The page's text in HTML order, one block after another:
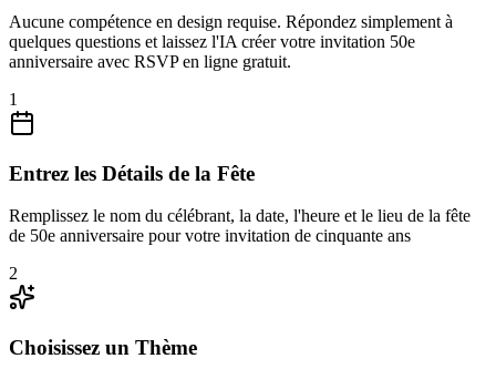
Aucune compétence en design requise. Répondez simplement à
quelques questions et laissez l'IA créer votre invitation 50e
anniversaire avec RSVP en ligne gratuit.
1
Entrez les Détails de la Fête
Remplissez le nom du célébrant, la date, l'heure et le lieu de la fête
de 50e anniversaire pour votre invitation de cinquante ans
2
Choisissez un Thème